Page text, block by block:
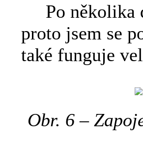
Po několika
proto jsem se
také funguje
Obr. 6 –